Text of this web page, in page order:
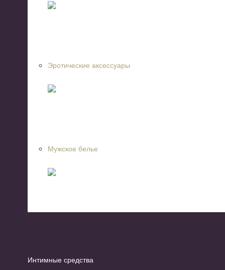
Эротические аксессуары
Мужское белье
Интимные средства